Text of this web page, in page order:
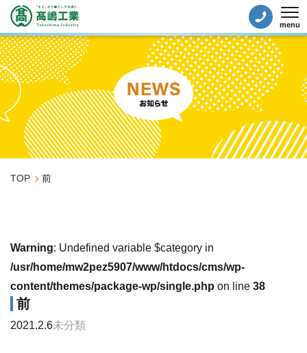
menu
TOP 前
Warning: Undefined variable $category in
/usr/home/mw2pez5907/www/htdocs/cms/wp-
content/themes/package-wp/single.php on line 38
前
2021.2.6未分類